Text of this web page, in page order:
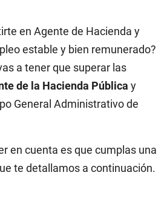
en Agente de Hacienda y
estable y bien remunerado?
a tener que superar las
de la Hacienda Pública y
General Administrativo de
en cuenta es que cumplas una
te detallamos a continuación.